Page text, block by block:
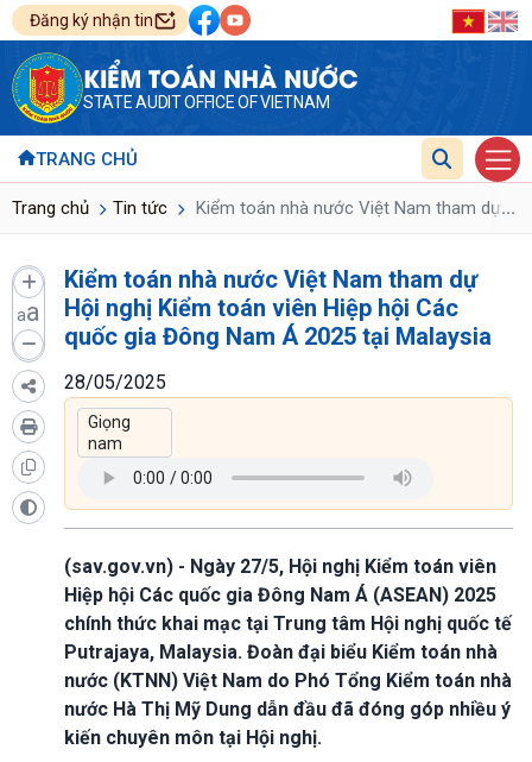
Đăng ký nhận tin
KIỂM TOÁN NHÀ NƯỚC
STATE AUDIT OFFICE OF VIETNAM
TRANG CHỦ
Trang chủ Tin tức Kiểm toán nhà nước Việt Nam tham dự ...
aa
Kiểm toán nhà nước Việt Nam tham dự
Hội nghị Kiểm toán viên Hiệp hội Các
quốc gia Đông Nam Á 2025 tại Malaysia
28/05/2025
(sav.gov.vn) - Ngày 27/5, Hội nghị Kiểm toán viên
Hiệp hội Các quốc gia Đông Nam Á (ASEAN) 2025
chính thức khai mạc tại Trung tâm Hội nghị quốc tế
Putrajaya, Malaysia. Đoàn đại biểu Kiểm toán nhà
nước (KTNN) Việt Nam do Phó Tổng Kiểm toán nhà
nước Hà Thị Mỹ Dung dẫn đầu đã đóng góp nhiều ý
kiến chuyên môn tại Hội nghị.